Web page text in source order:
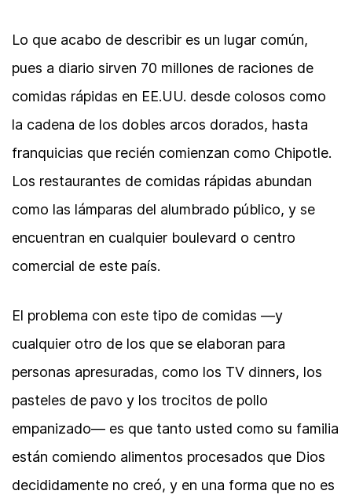
Lo que acabo de describir es un lugar común,
pues a diario sirven 70 millones de raciones de
comidas rápidas en EE.UU. desde colosos como
la cadena de los dobles arcos dorados, hasta
franquicias que recién comienzan como Chipotle.
Los restaurantes de comidas rápidas abundan
como las lámparas del alumbrado público, y se
encuentran en cualquier boulevard o centro
comercial de este país.
El problema con este tipo de comidas —y
cualquier otro de los que se elaboran para
personas apresuradas, como los TV dinners, los
pasteles de pavo y los trocitos de pollo
empanizado— es que tanto usted como su familia
están comiendo alimentos procesados que Dios
decididamente no creó, y en una forma que no es